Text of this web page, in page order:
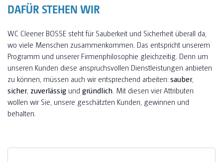
DAFÜR STEHEN WIR
WC Cleener BOSSE steht für Sauberkeit und Sicherheit überall da,
wo viele Menschen zusammenkommen. Das entspricht unserem
Programm und unserer Firmenphilosophie gleichzeitig. Denn um
unseren Kunden diese anspruchsvollen Dienstleistungen anbieten
zu können, müssen auch wir entsprechend arbeiten:sauber,
sicher, zuverlässig und gründlich . Mit diesen vier Attributen
wollen wir Sie, unsere geschätzten Kunden, gewinnen und
behalten.